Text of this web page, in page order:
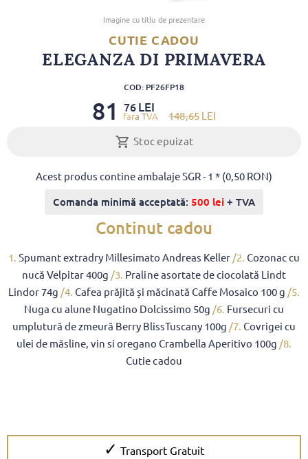
Imagine cu titlu de prezentare
CUTIE CADOU
ELEGANZA DI PRIMAVERA
COD: PF26FP18
148,65 LEI
81 76 LEI
Stoc epuizat
Acest produs contine ambalaje SGR - 1 * (0,50 RON)
Comanda minimă acceptată: 500 lei + TVA
Continut cadou
1. Spumant extradry Millesimato Andreas Keller /2. Cozonac cu
nucă Velpitar 400g /3. Praline asortate de ciocolată Lindt
Lindor 74g /4. Cafea prăjită și măcinată Caffe Mosaico 100 g /5.
Nuga cu alune Nugatino Dolcissimo 50g /6. Fursecuri cu
umplutură de zmeură Berry BlissTuscany 100g /7. Covrigei cu
ulei de măsline, vin si oregano Crambella Aperitivo 100g /8.
Cutie cadou
✓ Transport Gratuit